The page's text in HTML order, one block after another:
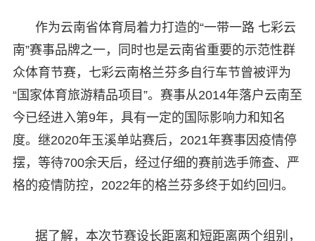
作为云南省体育局着力打造的“一带一路 七彩云
南”赛事品牌之一，同时也是云南省重要的示范性群
众体育节赛，七彩云南格兰芬多自行车节曾被评为
“国家体育旅游精品项目”。赛事从2014年落户云南至
今已经进入第9年，具有一定的国际影响力和知名
度。继2020年玉溪单站赛后，2021年赛事因疫情停
摆，等待700余天后，经过仔细的赛前选手筛查、严
格的疫情防控，2022年的格兰芬多终于如约回归。
据了解，本次节赛设长距离和短距离两个组别，